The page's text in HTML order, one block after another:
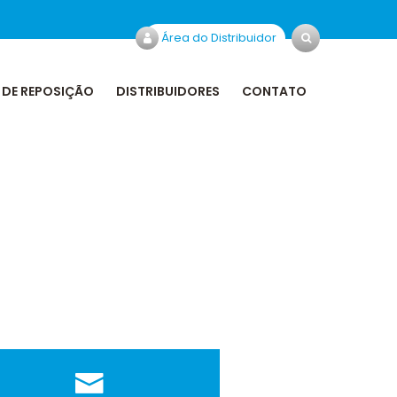
Área do Distribuidor
REPOSIÇÃO DISTRIBUIDORES CONTATO